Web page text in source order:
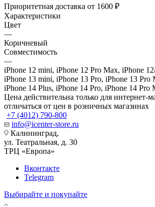
Приоритетная доставка от 1600 ₽
Характеристики
Цвет
—
Коричневый
Совместимость
—
iPhone 12 mini, iPhone 12 Pro Max, iPhone
iPhone 13 mini, iPhone 13 Pro, iPhone 13 Pro
iPhone 14 Plus, iPhone 14 Pro, iPhone 14 Pro
Цена действительна только для интернет-
отличаться от цен в розничных магазинах
+7 (4012) 790-800
info@icenter-store.ru
Калининград,
ул. Театральная, д. 30
ТРЦ «Европа»
Вконтакте
Telegram
Выбирайте и покупайте